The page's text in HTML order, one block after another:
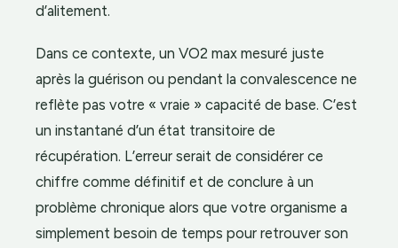
d’alitement.
Dans ce contexte, un VO2 max mesuré juste
après la guérison ou pendant la convalescence ne
reflète pas votre « vraie » capacité de base. C’est
un instantané d’un état transitoire de
récupération. L’erreur serait de considérer ce
chiffre comme définitif et de conclure à un
problème chronique alors que votre organisme a
simplement besoin de temps pour retrouver son